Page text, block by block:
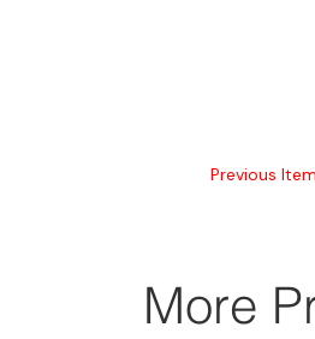
Previous Item
More